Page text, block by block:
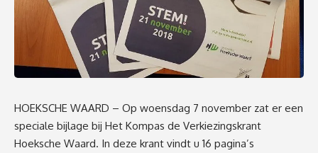
HOEKSCHE WAARD – Op woensdag 7 november zat er een
speciale bijlage bij Het Kompas de Verkiezingskrant
Hoeksche Waard. In deze krant vindt u 16 pagina’s